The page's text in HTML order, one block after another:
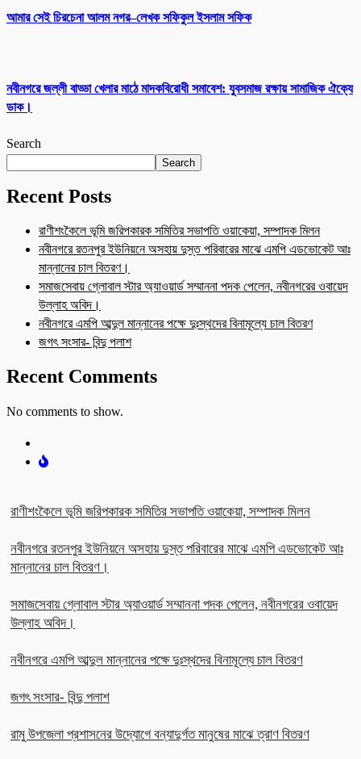
আমার সেই চিরচেনা আলম নগর–লেখক সফিকুল ইসলাম সফিক
নবীনগরে জল্লী বাড্ডা খেলার মাঠে মাদকবিরোধী সমাবেশ: যুবসমাজ রক্ষায় সামাজিক ঐক্যে
ডাক।
Search
Search
Recent Posts
রাণীশংকৈলে ভূমি জরিপকারক সমিতির সভাপতি ওয়াকেয়া, সম্পাদক মিলন
নবীনগরে রতনপুর ইউনিয়নে অসহায় দুস্ত পরিবারের মাঝে এমপি এডভোকেট আঃ
মান্নানের চাল বিতরণ।
সমাজসেবায় গ্লোবাল স্টার অ্যাওয়ার্ড সম্মাননা পদক পেলেন, নবীনগরের ওবায়েদ
উল্লাহ অবিদ।
নবীনগরে এমপি আব্দুল মান্নানের পক্ষে দুঃস্থদের বিনামূল্যে চাল বিতরণ
জগৎ সংসার- বিন্দু পলাশ
Recent Comments
No comments to show.
রাণীশংকৈলে ভূমি জরিপকারক সমিতির সভাপতি ওয়াকেয়া, সম্পাদক মিলন
নবীনগরে রতনপুর ইউনিয়নে অসহায় দুস্ত পরিবারের মাঝে এমপি এডভোকেট আঃ
মান্নানের চাল বিতরণ।
সমাজসেবায় গ্লোবাল স্টার অ্যাওয়ার্ড সম্মাননা পদক পেলেন, নবীনগরের ওবায়েদ
উল্লাহ অবিদ।
নবীনগরে এমপি আব্দুল মান্নানের পক্ষে দুঃস্থদের বিনামূল্যে চাল বিতরণ
জগৎ সংসার- বিন্দু পলাশ
রামু উপজেলা প্রশাসনের উদ্যোগে বন্যাদুর্গত মানুষের মাঝে ত্রাণ বিতরণ